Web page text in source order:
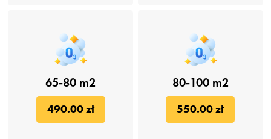
65-80 m2
490.00 zł
80-100 m2
550.00 zł